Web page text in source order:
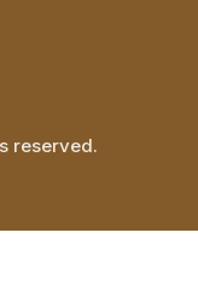
reserved.